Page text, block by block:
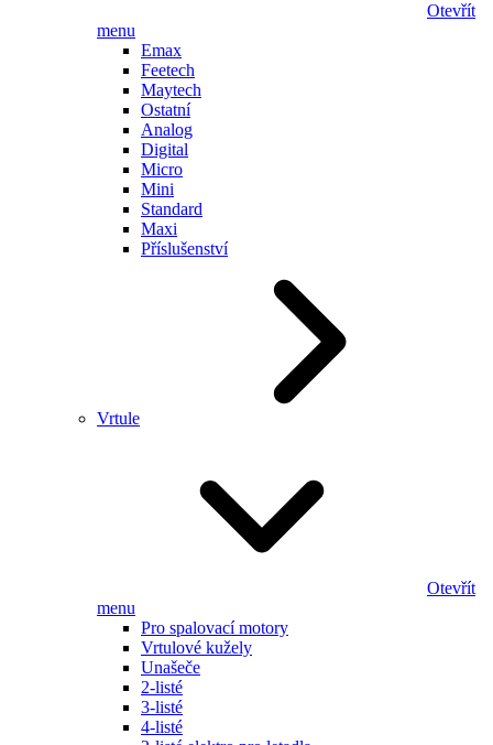
Otevřít
menu
Emax
Feetech
Maytech
Ostatní
Analog
Digital
Micro
Mini
Standard
Maxi
Příslušenství
Vrtule
Otevřít
menu
Pro spalovací motory
Vrtulové kužely
Unašeče
2-listé
3-listé
4-listé